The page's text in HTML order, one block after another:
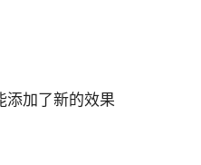
添加了新的效果